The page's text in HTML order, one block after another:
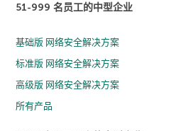
51-999 名员工的中型企业
基础版 网络安全解决方案
标准版 网络安全解决方案
高级版 网络安全解决方案
所有产品